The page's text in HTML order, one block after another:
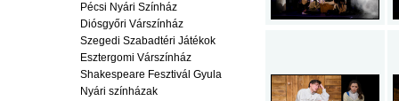
Pécsi Nyári Színház
Diósgyőri Várszínház
Szegedi Szabadtéri Játékok
Esztergomi Várszínház
Shakespeare Fesztivál Gyula
Nyári színházak